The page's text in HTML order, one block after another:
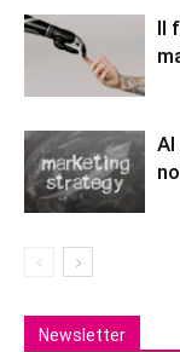
Il
Newsletter